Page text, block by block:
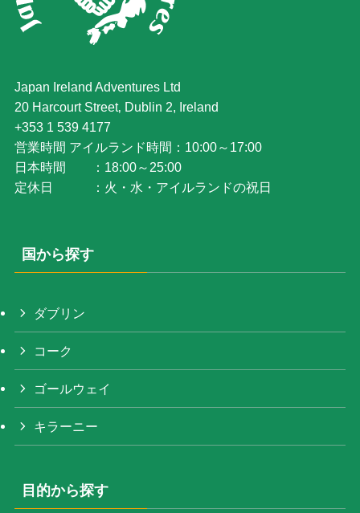
Japan Ireland Adventures Ltd
20 Harcourt Street‚ Dublin 2, Ireland
+353 1 539 4177
営業時間 アイルランド時間：10:00～17:00
日本時間 ：18:00～25:00
定休日 ：火・水・アイルランドの祝日
国から探す
ダブリン
コーク
ゴールウェイ
キラーニー
目的から探す